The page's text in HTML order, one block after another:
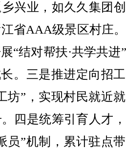
兴业，如久久集团
省AAA级景区村庄
“结对帮扶·共学共进
。三是推进定向招
坊”，实现村民就近
四是统筹引育人才
员”机制，累计驻点